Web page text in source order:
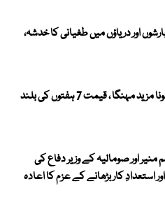
میں بارشوں اور دریاؤں میں طغیانی کا خدشہ،
عالمی مارکیٹ میں سونا مزید مہنگا ، قیمت 7 ہفتوں کی بلند
اور صومالیہ کے وزیر دفاع کی
استعدادِ کار بڑھانے کے عزم کا اعادہ